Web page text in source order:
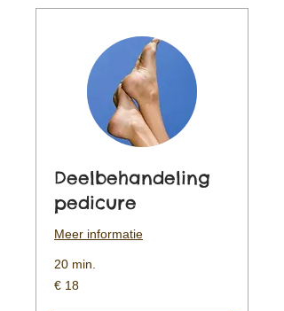
Deelbehandeling
pedicure
Meer informatie
20 min.
18
euro
€ 18